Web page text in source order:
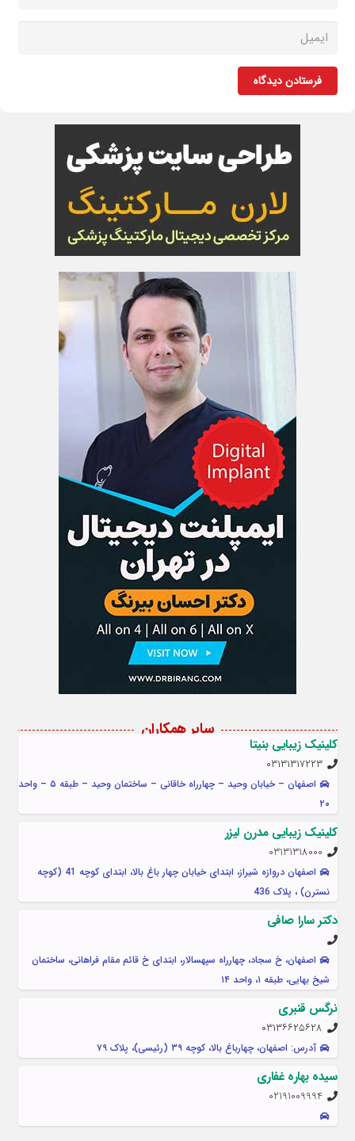
فرستادن دیدگاه
سایر همکاران
کلینیک زیبایی بنیتا
۰۳۱۳۱۳۱۷۲۲۳
اصفهان – خیابان وحید – چهارراه خاقانی – ساختمان وحید – طبقه ۵ – واحد
۲۰
کلینیک زیبایی مدرن لیزر
03131318000
اصفهان دروازه شیراز، ابتدای خیابان چهار باغ بالا، ابتدای کوچه 41 (کوچه
نسترن) ، پلاک 436
دکتر سارا صافی
اصفهان، خ سجاد، چهارراه سپهسالار، ابتدای خ قائم مقام فراهانی، ساختمان
شیخ بهایی، طبقه ۱، واحد ۱۴
نرگس قنبری
۰۳۱۳۶۶۲۵۶۲۸
آدرس: اصفهان، چهارباغ بالا، کوچه ۳۹ (رئیسی)، پلاک ۷۹
سیده بهاره غفاری
02191009994